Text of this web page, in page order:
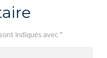
indiqués avec *